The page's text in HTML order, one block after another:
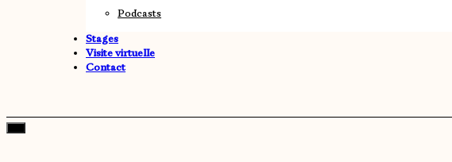
Podcasts
Stages
Visite virtuelle
Contact